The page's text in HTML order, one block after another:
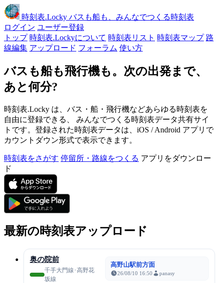
時刻表.Locky バスも船も、みんなでつくる時刻表
ログイン ユーザー登録
トップ 時刻表.Lockyについて 時刻表リスト 時刻表マップ 路
線編集 アップロード フォーラム 使い方
バスも船も飛行機も。次の出発まで、
あと何分?
時刻表.Locky は、バス・船・飛行機などあらゆる時刻表を
自由に登録できる、 みんなでつくる時刻表データ共有サイ
トです。登録された時刻表データは、iOS / Android アプリで
カウントダウン形式で表示できます。
時刻表をさがす 停留所・路線をつくる アプリをダウンロー
ド
最新の時刻表アップロード
奥の院前
千手大門線･高野花
坂線
高野山駅前方面
26/08/10 16:50 panasy